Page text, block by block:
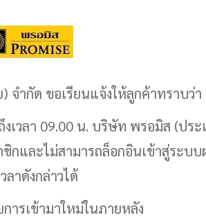
จำกัด ขอเรียนแจ้งให้ลูกค้าทราบว่า
งเวลา 09.00 น. บริษัท พรอมิส (ประ
กและไม่สามารถล็อกอินเข้าสู่ระบ
ลาดังกล่าวได้
ารเข้ามาใหม่ในภายหลัง